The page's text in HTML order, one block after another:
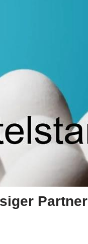
Partner